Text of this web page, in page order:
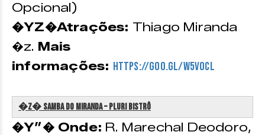
Opcional)
�YZ�Atrações: Thiago Miranda
�z. Mais
informações: https://goo.gl/W5voCL
�z�️ Samba do Miranda – Pluri Bistrô
�Y”� Onde: R. Marechal Deodoro,